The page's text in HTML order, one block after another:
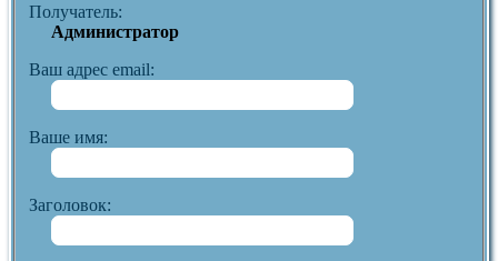
Получатель:
Администратор
Ваш адрес email:
Ваше имя:
Заголовок: